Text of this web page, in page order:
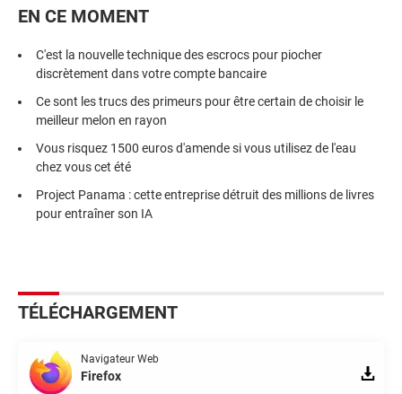
EN CE MOMENT
C'est la nouvelle technique des escrocs pour piocher
discrètement dans votre compte bancaire
Ce sont les trucs des primeurs pour être certain de choisir le
meilleur melon en rayon
Vous risquez 1500 euros d'amende si vous utilisez de l'eau
chez vous cet été
Project Panama : cette entreprise détruit des millions de livres
pour entraîner son IA
TÉLÉCHARGEMENT
Navigateur Web
Firefox